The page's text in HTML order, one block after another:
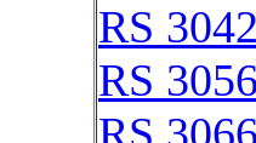
RS
RS